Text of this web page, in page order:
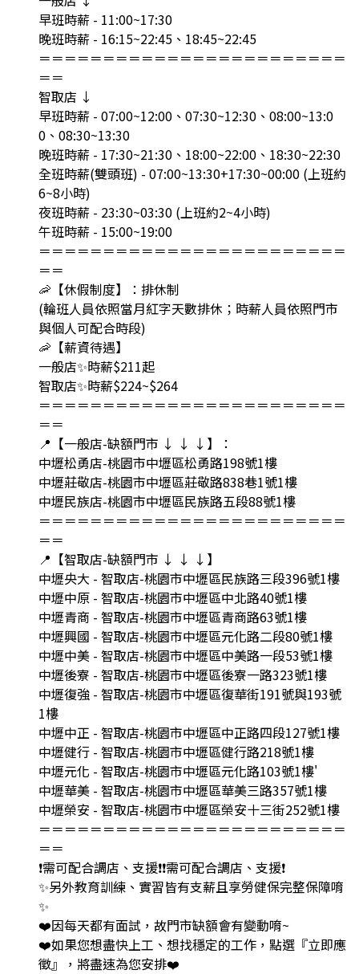
早班時薪 - 11:00~17:30
晚班時薪 - 16:15~22:45、18:45~22:45
＝＝＝＝＝＝＝＝＝＝＝＝＝＝＝＝＝＝＝＝＝＝＝＝
＝＝
智取店 ↓
早班時薪 - 07:00~12:00、07:30~12:30、08:00~13:0
0、08:30~13:30
晚班時薪 - 17:30~21:30、18:00~22:00、18:30~22:30
全班時薪(雙頭班) - 07:00~13:30+17:30~00:00 (上班約
6~8小時)
夜班時薪 - 23:30~03:30 (上班約2~4小時)
午班時薪 - 15:00~19:00
＝＝＝＝＝＝＝＝＝＝＝＝＝＝＝＝＝＝＝＝＝＝＝＝
＝＝
🦐【休假制度】：排休制
(輪班人員依照當月紅字天數排休；時薪人員依照門市
與個人可配合時段)
🦐【薪資待遇】
一般店✨時薪$211起
智取店✨時薪$224~$264
＝＝＝＝＝＝＝＝＝＝＝＝＝＝＝＝＝＝＝＝＝＝＝＝
＝＝
📍【一般店-缺額門市 ↓ ↓ ↓】：
中壢松勇店-桃園市中壢區松勇路198號1樓
中壢莊敬店-桃園市中壢區莊敬路838巷1號1樓
中壢民族店-桃園市中壢區民族路五段88號1樓
＝＝＝＝＝＝＝＝＝＝＝＝＝＝＝＝＝＝＝＝＝＝＝＝
＝＝
📍【智取店-缺額門市 ↓ ↓ ↓】
中壢央大 - 智取店-桃園市中壢區民族路三段396號1樓
中壢中原 - 智取店-桃園市中壢區中北路40號1樓
中壢青商 - 智取店-桃園市中壢區青商路63號1樓
中壢興國 - 智取店-桃園市中壢區元化路二段80號1樓
中壢中美 - 智取店-桃園市中壢區中美路一段53號1樓
中壢後寮 - 智取店-桃園市中壢區後寮一路323號1樓
中壢復強 - 智取店-桃園市中壢區復華街191號與193號
1樓
中壢中正 - 智取店-桃園市中壢區中正路四段127號1樓
中壢健行 - 智取店-桃園市中壢區健行路218號1樓
中壢元化 - 智取店-桃園市中壢區元化路103號1樓'
中壢華美 - 智取店-桃園市中壢區華美三路357號1樓
中壢榮安 - 智取店-桃園市中壢區榮安十三街252號1樓
＝＝＝＝＝＝＝＝＝＝＝＝＝＝＝＝＝＝＝＝＝＝＝＝
＝＝
❗需可配合調店、支援❗❗需可配合調店、支援❗
✨另外教育訓練、實習皆有支薪且享勞健保完整保障唷
✨
❤️因每天都有面試，故門市缺額會有變動唷~
❤️如果您想盡快上工、想找穩定的工作，點選『立即應
徵』，將盡速為您安排❤️